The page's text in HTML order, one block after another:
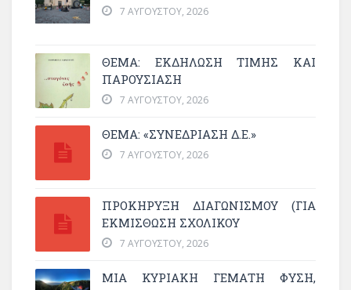
7 ΑΥΓΟΎΣΤΟΥ, 2026
ΘΈΜΑ: ΕΚΔΉΛΩΣΗ ΤΙΜΉΣ ΚΑΙ
ΠΑΡΟΥΣΊΑΣΗ
7 ΑΥΓΟΎΣΤΟΥ, 2026
ΘΕΜΑ: «ΣΥΝΕΔΡΊΑΣΗ Δ.Ε.»
7 ΑΥΓΟΎΣΤΟΥ, 2026
ΠΡΟΚΗΡΥΞΗ ΔΙΑΓΩΝΙΣΜΟΥ (ΓΙΑ
ΕΚΜΊΣΘΩΣΗ ΣΧΟΛΙΚΟΎ
7 ΑΥΓΟΎΣΤΟΥ, 2026
ΜΙΑ ΚΥΡΙΑΚΉ ΓΕΜΆΤΗ ΦΎΣΗ,